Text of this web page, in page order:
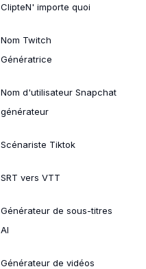
ClipteN' importe quoi
Nom Twitch
Génératrice
Nom d'utilisateur Snapchat
générateur
Scénariste Tiktok
SRT vers VTT
Générateur de sous-titres
AI
Générateur de vidéos